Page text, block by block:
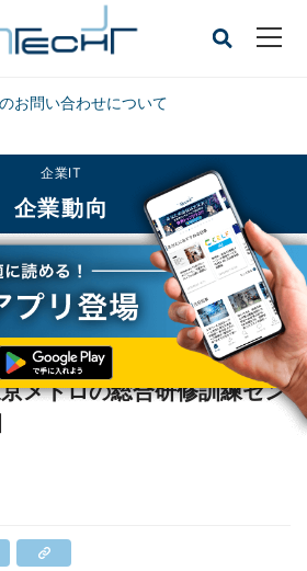
お問い合わせについて
CLOSE
企業IT
企業動向
合研修訓練センターに潜入[後編]
メトロの総合研修訓練セン